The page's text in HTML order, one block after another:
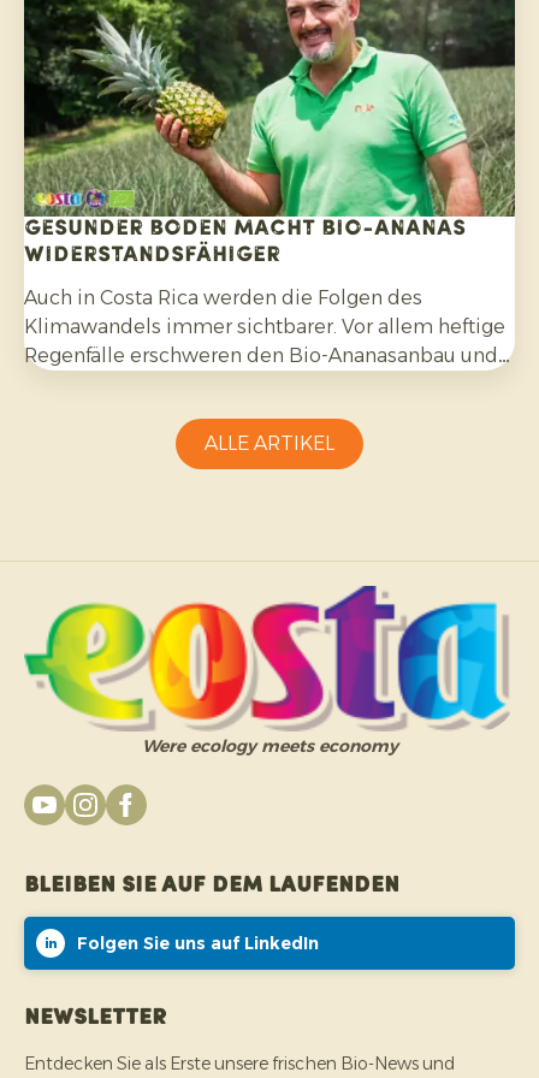
Gesunder Boden macht Bio-Ananas
widerstandsfähiger
Auch in Costa Rica werden die Folgen des
Klimawandels immer sichtbarer. Vor allem heftige
Regenfälle erschweren den Bio-Ananasanbau und
ALLE ARTIKEL
Were ecology meets economy
Bleiben Sie auf dem Laufenden
Folgen Sie uns auf LinkedIn
Newsletter
Entdecken Sie als Erste unsere frischen Bio-News und